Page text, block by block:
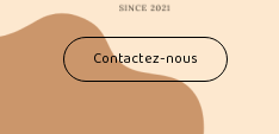
Contactez-nous